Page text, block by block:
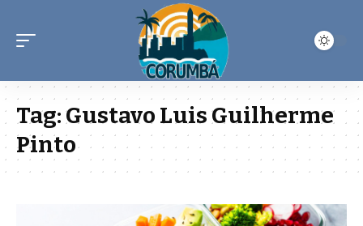
Tag:Gustavo Luis Guilherme
Pinto